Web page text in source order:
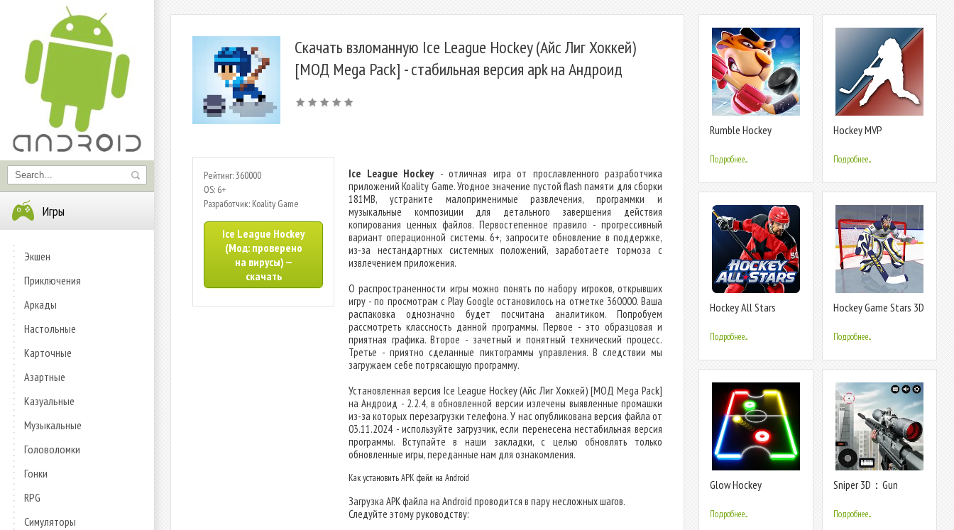
Игры
Экшен
Приключения
Аркады
Настольные
Карточные
Азартные
Казуальные
Музыкальные
Головоломки
Гонки
RPG
Симуляторы
Скачать взломанную Ice League Hockey (Айс Лиг Хоккей)
[МОД Mega Pack] - стабильная версия apk на Андроид
Рейтинг: 360000
OS: 6+
Разработчик: Koality Game
Ice League Hockey
(Мод: проверено
на вирусы) —
скачать
Ice League Hockey - отличная игра от прославленного разработчика
приложений Koality Game. Угодное значение пустой flash памяти для сборки
181MB, устраните малоприменимые развлечения, программки и
музыкальные композиции для детального завершения действия
копирования ценных файлов. Первостепенное правило - прогрессивный
вариант операционной системы. 6+, запросите обновление в поддержке,
из-за нестандартных системных положений, заработаете тормоза с
извлечением приложения.
О распространенности игры можно понять по набору игроков, открывших
игру - по просмотрам с Play Google остановилось на отметке 360000. Ваша
распаковка однозначно будет посчитана аналитиком. Попробуем
рассмотреть классность данной программы. Первое - это образцовая и
приятная графика. Второе - зачетный и понятный технический процесс.
Третье - приятно сделанные пиктограммы управления. В следствии мы
загружаем себе потрясающую программу.
Установленная версия Ice League Hockey (Айс Лиг Хоккей) [МОД Mega Pack]
на Андроид - 2.2.4, в обновленной версии излечены выявленные промашки
из-за которых перезагрузки телефона. У нас опубликована версия файла от
03.11.2024 - используйте загрузчик, если перенесена нестабильная версия
программы. Вступайте в наши закладки, с целью обновлять только
обновленные игры, переданные нам для ознакомления.
Как установить APK файл на Android
Загрузка APK файла на Android проводится в пару несложных шагов.
Следуйте этому руководству:
Rumble Hockey
Подробнее...
Hockey MVP
Подробнее...
Hockey All Stars
Подробнее...
Hockey Game Stars 3D
Подробнее...
Glow Hockey
Подробнее...
Sniper 3D：Gun
Подробнее...